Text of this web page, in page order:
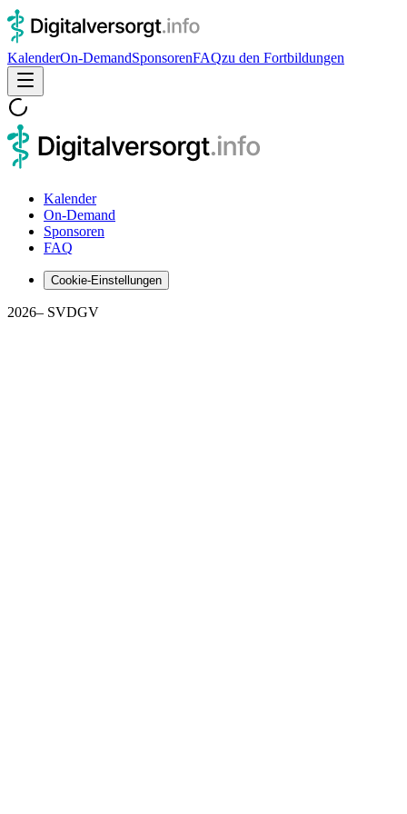
KalenderOn-DemandSponsorenFAQzu den Fortbildungen
Kalender
On-Demand
Sponsoren
FAQ
Cookie-Einstellungen
2026– SVDGV